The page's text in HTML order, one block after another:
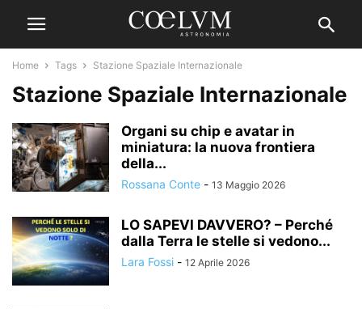
Home Tags Stazione Spaziale Internazionale
Stazione Spaziale Internazionale
Organi su chip e avatar in
miniatura: la nuova frontiera
della...
Rossana Conte - 13 Maggio 2026
LO SAPEVI DAVVERO? – Perché
dalla Terra le stelle si vedono...
Lara Fossi - 12 Aprile 2026